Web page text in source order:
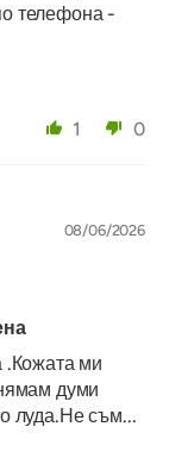
телефона -
1 0
08/06/2026
.Кожата ми
думи
луда.Не съм...